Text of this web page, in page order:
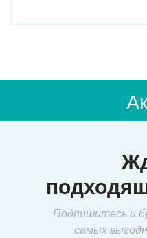
Подпишитесь и
самых